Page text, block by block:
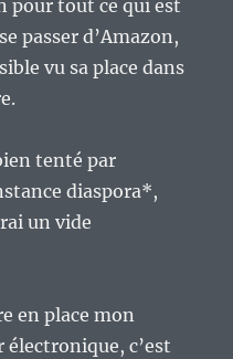
pour tout ce qui est
passer d’Amazon,
vu sa place dans
tenté par
diaspora*,
un vide
en place mon
c’est